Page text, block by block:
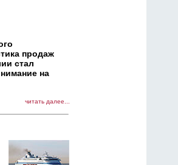
продаж
стал
на
читать далее...